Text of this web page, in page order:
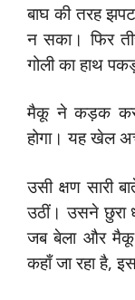
बाघ की तरह
न सका। फिर
गोली का हाथ
मैकू ने कड़क कर
होगा। यह खेल
उसी क्षण सारी
उठीं। उसने छुरा
जब बेला और
कहाँ जा रहा है,